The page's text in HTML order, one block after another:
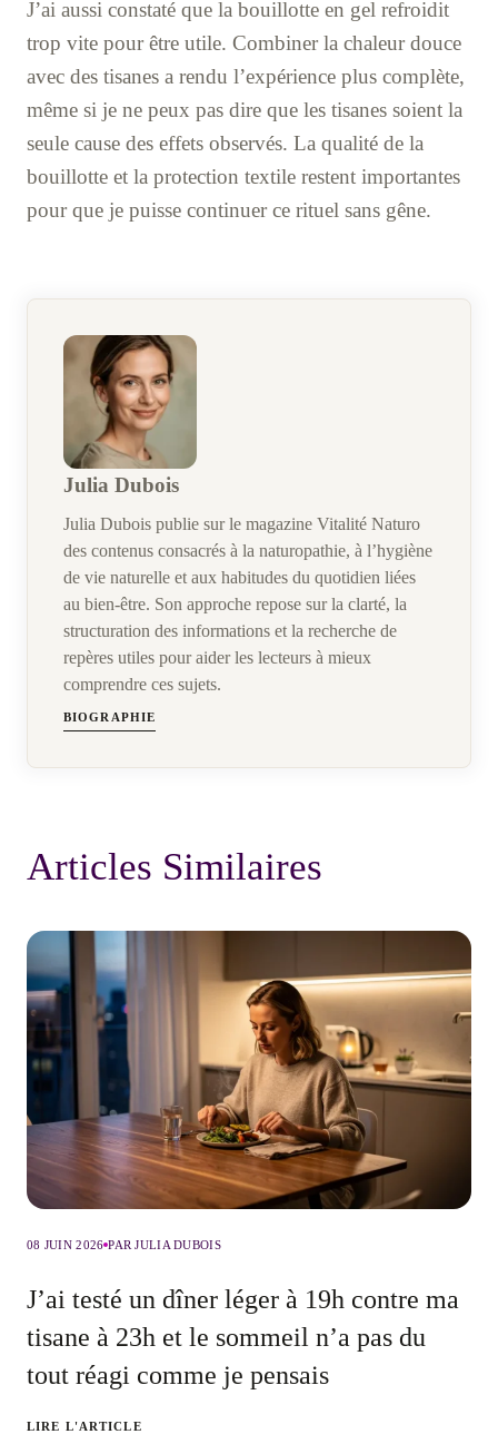
J’ai aussi constaté que la bouillotte en gel refroidit
trop vite pour être utile. Combiner la chaleur douce
avec des tisanes a rendu l’expérience plus complète,
même si je ne peux pas dire que les tisanes soient la
seule cause des effets observés. La qualité de la
bouillotte et la protection textile restent importantes
pour que je puisse continuer ce rituel sans gêne.
Julia Dubois
Julia Dubois publie sur le magazine Vitalité Naturo
des contenus consacrés à la naturopathie, à l’hygiène
de vie naturelle et aux habitudes du quotidien liées
au bien-être. Son approche repose sur la clarté, la
structuration des informations et la recherche de
repères utiles pour aider les lecteurs à mieux
comprendre ces sujets.
BIOGRAPHIE
Articles Similaires
08 JUIN 2026 PAR JULIA DUBOIS
J’ai testé un dîner léger à 19h contre ma
tisane à 23h et le sommeil n’a pas du
tout réagi comme je pensais
LIRE L'ARTICLE